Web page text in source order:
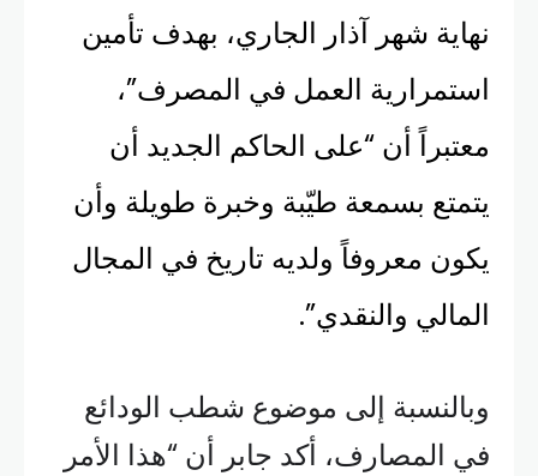
نهاية شهر آذار الجاري، بهدف تأمين
استمرارية العمل في المصرف”،
معتبراً أن “على الحاكم الجديد أن
يتمتع بسمعة طيّبة وخبرة طويلة وأن
يكون معروفاً ولديه تاريخ في المجال
المالي والنقدي”.
وبالنسبة إلى موضوع شطب الودائع
في المصارف، أكد جابر أن “هذا الأمر